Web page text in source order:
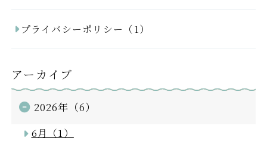
プライバシーポリシー（1）
アーカイブ
2026年（6）
6月（1）